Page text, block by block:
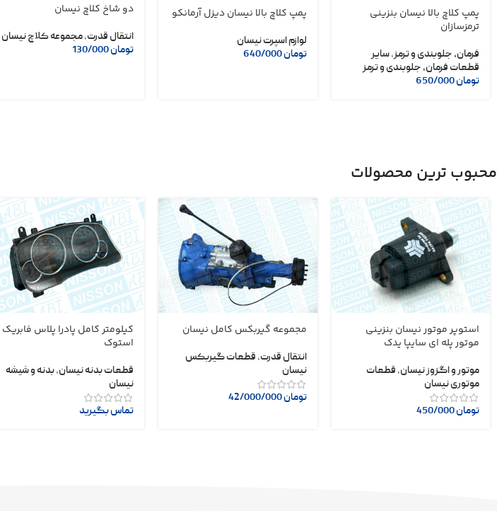
پمپ کلاچ بالا نیسان بنزینی
ترمزسازان
فرمان، جلوبندی و ترمز,سایر
قطعات فرمان، جلوبندی و ترمز
تومان
پمپ کلاچ بالا نیسان دیزل آرمانکو
لوازم اسپرت نیسان
تومان640/000
دو شاخ کلاچ نیسان
انتقال قدرت,مجموعه کلاچ نیسان
تومان
محبوب ترین محصولات
استوپر موتور نیسان بنزینی
موتور پله ای سایپا یدک
موتور و اگزوز نیسان, قطعات
موتوری نیسان
تومان
مجموعه گیربکس کامل نیسان
انتقال قدرت, قطعات گیربکس
نیسان
تومان42/000/000
کیلومتر کامل پادرا پلاس فابریک
استوک
قطعات بدنه نیسان,بدنه و شیشه
نیسان
تماس بگیرید